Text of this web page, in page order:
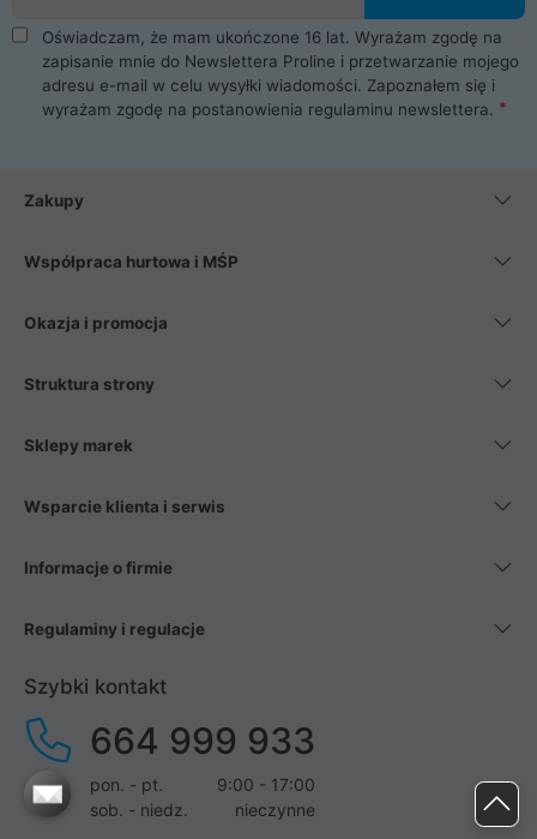
Oświadczam, że mam ukończone 16 lat. Wyrażam zgodę na
zapisanie mnie do Newslettera Proline i przetwarzanie mojego
adresu e-mail w celu wysyłki wiadomości. Zapoznałem się i
wyrażam zgodę na postanowienia regulaminu newslettera.
Zakupy
Współpraca hurtowa i MŚP
Okazja i promocja
Struktura strony
Sklepy marek
Wsparcie klienta i serwis
Informacje o firmie
Regulaminy i regulacje
Szybki kontakt
664 999 933
pon. - pt.
9:00 - 17:00
sob. - niedz.
nieczynne